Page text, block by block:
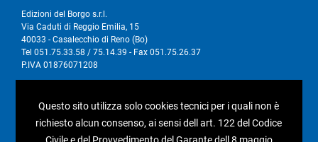
Edizioni del Borgo s.r.l.
Via Caduti di Reggio Emilia, 15
40033 - Casalecchio di Reno (Bo)
Tel 051.75.33.58 / 75.14.39 - Fax 051.75.26.37
P.IVA 01876071208
I nostri social
Questo sito utilizza solo cookies tecnici per i quali non è
richiesto alcun consenso, ai sensi dell art. 122 del Codice